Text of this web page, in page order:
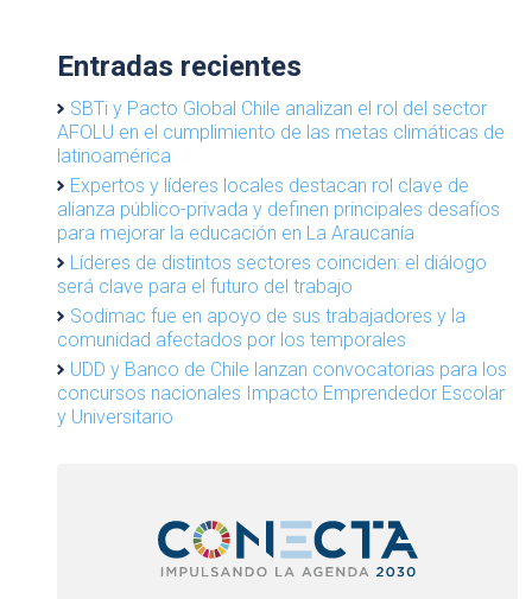
Entradas recientes
SBTi y Pacto Global Chile analizan el rol del sector
AFOLU en el cumplimiento de las metas climáticas de
latinoamérica
Expertos y líderes locales destacan rol clave de
alianza público-privada y definen principales desafíos
para mejorar la educación en La Araucanía
Líderes de distintos sectores coinciden: el diálogo
será clave para el futuro del trabajo
Sodimac fue en apoyo de sus trabajadores y la
comunidad afectados por los temporales
UDD y Banco de Chile lanzan convocatorias para los
concursos nacionales Impacto Emprendedor Escolar
y Universitario